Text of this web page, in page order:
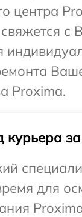
центра
с
Proxima.
курьера
для